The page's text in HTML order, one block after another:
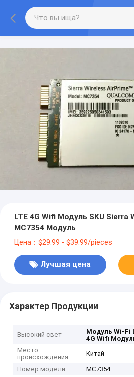
LTE 4G Wifi Модуль SKU Sierra
MC7354 Модуль
Цена：$29.99 - $39.99/pieces
Лучшая цена
Характер Продукции
Высокий свет Модуль Wi-Fi
4G Wifi
Место
происхождения
Китай
Номер модели
MC7354